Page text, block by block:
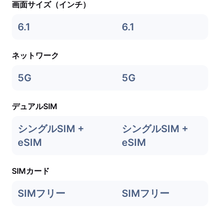
画面サイズ（インチ）
6.1 6.1
ネットワーク
5G 5G
デュアルSIM
シングルSIM +
eSIM
シングルSIM +
eSIM
SIMカード
SIMフリー SIMフリー